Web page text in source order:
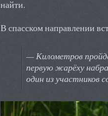
найти.
В спасском направлении
— Километров
первую жарёху
один из участников